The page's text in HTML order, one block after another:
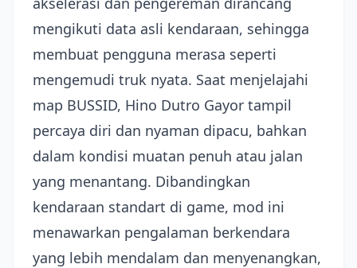
mengikuti data asli kendaraan, sehingga
membuat pengguna merasa seperti
mengemudi truk nyata. Saat menjelajahi
map BUSSID, Hino Dutro Gayor tampil
percaya diri dan nyaman dipacu, bahkan
dalam kondisi muatan penuh atau jalan
yang menantang. Dibandingkan
kendaraan standart di game, mod ini
menawarkan pengalaman berkendara
yang lebih mendalam dan menyenangkan,